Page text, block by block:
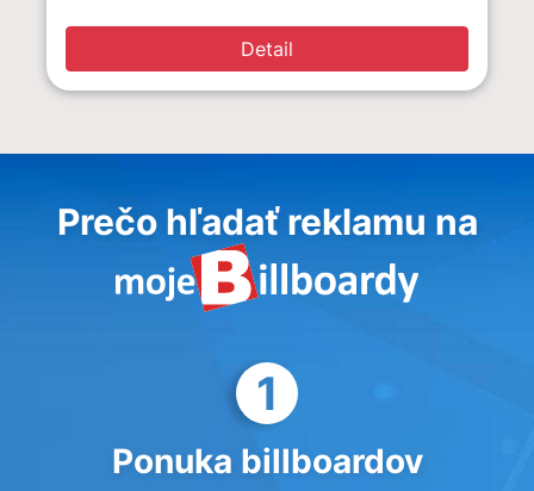
Detail
Prečo hľadať reklamu na
1
Ponuka billboardov